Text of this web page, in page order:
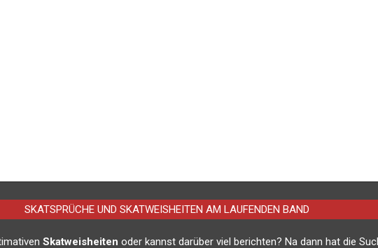
SKATSPRÜCHE UND SKATWEISHEITEN AM LAUFENDEN BAND
Skatweisheiten oder kannst darüber viel berichten? Na dann hat die